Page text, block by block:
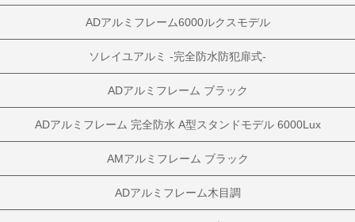
ADアルミフレーム6000ルクスモデル
ソレイユアルミ -完全防水防犯扉式-
ADアルミフレーム ブラック
ADアルミフレーム 完全防水 A型スタンドモデル 6000Lux
AMアルミフレーム ブラック
ADアルミフレーム木目調